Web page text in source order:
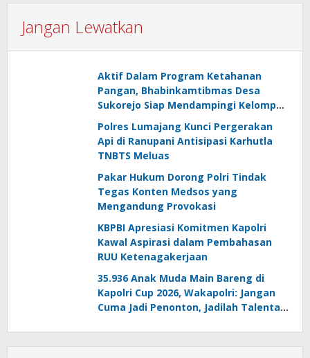
Jangan Lewatkan
Aktif Dalam Program Ketahanan
Pangan, Bhabinkamtibmas Desa
Sukorejo Siap Mendampingi Kelompok
Tani
Polres Lumajang Kunci Pergerakan
Api di Ranupani Antisipasi Karhutla
TNBTS Meluas
Pakar Hukum Dorong Polri Tindak
Tegas Konten Medsos yang
Mengandung Provokasi
KBPBI Apresiasi Komitmen Kapolri
Kawal Aspirasi dalam Pembahasan
RUU Ketenagakerjaan
35.936 Anak Muda Main Bareng di
Kapolri Cup 2026, Wakapolri: Jangan
Cuma Jadi Penonton, Jadilah Talenta